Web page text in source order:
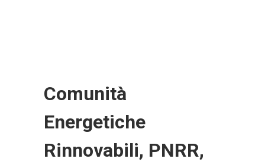
Comunità
Energetiche
Rinnovabili, PNRR,